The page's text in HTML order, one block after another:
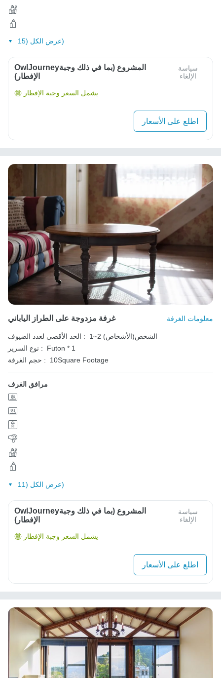
عرض الكل (15)
OwlJourneyالمشروع (بما في ذلك وجبة
الإفطار)
سياسة
الإلغاء
يشمل السعر وجبة الإفطار
اطلع على الأسعار
غرفة مزدوجة على الطراز الياباني معلومات الغرفة
الحد الأقصى لعدد الضيوف :
1~2 الشخص(الأشخاص)
نوع السرير :
Futon * 1
حجم الغرفة :
10Square Footage
مرافق الغرف
عرض الكل (11)
OwlJourneyالمشروع (بما في ذلك وجبة
الإفطار)
سياسة
الإلغاء
يشمل السعر وجبة الإفطار
اطلع على الأسعار